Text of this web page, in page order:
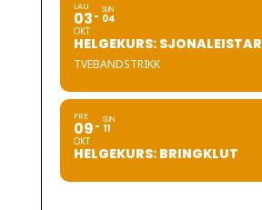
LAU
03
OKT
SUN
04
HELGEKURS: SJONALEISTAR
TVEBANDSTRIKK
FRE
09
OKT
SUN
11
HELGEKURS: BRINGKLUT